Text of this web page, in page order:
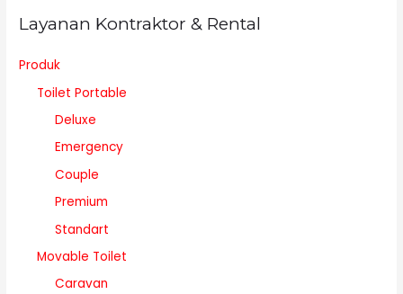
Layanan Kontraktor & Rental
Produk
Toilet Portable
Deluxe
Emergency
Couple
Premium
Standart
Movable Toilet
Caravan